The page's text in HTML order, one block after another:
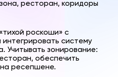
ресторан, коридоры
роскоши» с
интегрировать систему
Учитывать зонирование:
обеспечить
ресепшене.